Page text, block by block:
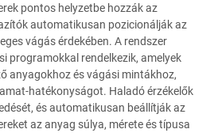
pontos helyzetbe hozzák az
automatikusan pozicionálják az
vágás érdekében. A rendszer
programokkal rendelkezik, amelyek
anyagokhoz és vágási mintákhoz,
hatékonyságot. Haladó érzékelők
és automatikusan beállítják az
az anyag súlya, mérete és típusa